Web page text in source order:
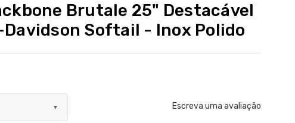
Brutale 25" Destacável
Softail - Inox Polido
▼ Escreva uma avaliação